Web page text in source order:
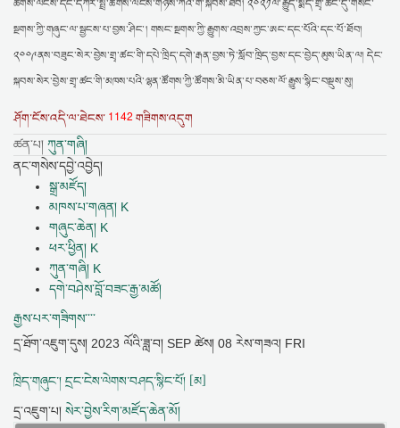
ཚོགས་ལངས་དང་དཀར་སྤྲོ་ཚོགས་ལངས་གཉིས་ཀའི་གོ་སྐབས་ཐོབ། ༢༠༢༡ལོ་རྒྱུད་སྨད་གྲྭ་ཚང་དུ་གསང་
སྔགས་ཀྱི་གཞུང་ལ་སྦྱངས་པ་བྱས་ཤིང་། གསང་སྔགས་ཀྱི་རྒྱུགས་འབྲས་ཀྱང་ཨང་དང་པོའི་དང་པོ་ཐོབ།
༢༠༠༩ནས་བཟུང་སེར་བྱེས་གྲྭ་ཚང་གི་དཔེ་ཁྲིད་དགེ་རྒན་བྱས་ཏེ་སློབ་ཁྲིད་བྱས་དང་བྱེད་མུས་ཡིན་ལ། དེང་
སྐབས་སེར་བྱེས་གྲྭ་ཚང་གི་མཁས་པའི་ལྷན་ཚོགས་ཀྱི་ཚོགས་མི་ཡིན་པ་བཅས་ལོ་རྒྱུས་སྙིང་བསྡུས་སུ།
ཤོག་ངོས་འདི་ལ་ཐེངས་ 1142 གཟིགས་འདུག
ཚན་པ། ཀུན་གཞི།
ནང་གསེས་དབྱེ་འབྱེད།
སྒྲ་མཛོད།
མཁས་པ་གཞན། K
གཞུང་ཆེན། K
ཕར་ཕྱིན། K
ཀུན་གཞི། K
དགེ་བཤེས་བློ་བཟང་རྒྱ་མཚོ།
རྒྱས་པར་གཟིགས་་་་
དྲ་ཐོག་འཇུག་དུས། 2023 ལོའི་ཟླ་བ། SEP ཚེས། 08 རེས་གཟའ། FRI
ཁྲིད་གཞུང་། དྲང་ངེས་ལེགས་བཤད་སྙིང་པོ། [མ]
དྲ་འཇུག་པ། སེར་བྱེས་རིག་མཛོད་ཆེན་མོ།